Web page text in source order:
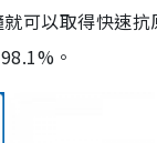
可以取得快速
。